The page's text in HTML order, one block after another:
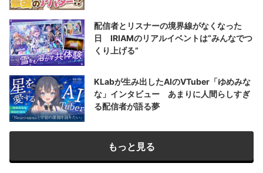
配信者とリスナーの境界線がなくなった
日 IRIAMのリアルイベントは“みんなでつ
くり上げる”
KLabが生み出したAIのVTuber「ゆめみな
な」インタビュー あまりに人間らしすぎ
る配信者が語る夢
もっと見る